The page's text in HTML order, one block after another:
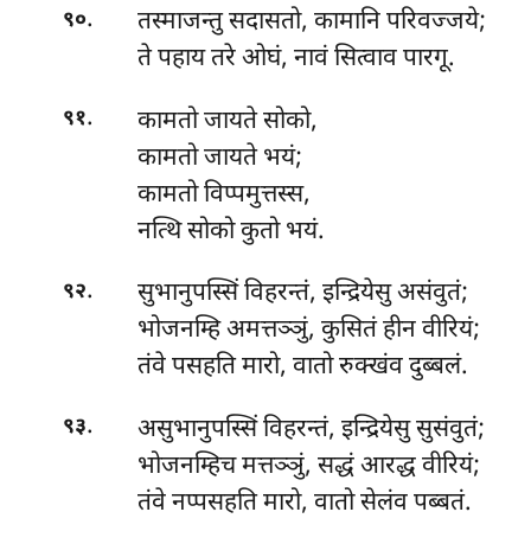
९०. तस्माजन्तुसदासतो, कामानि परिवज्जये;
ते पहाय तरे ओघं, नावं सित्वाव पारगू.
९१. कामतोजायते सोको,
कामतो जायते भयं;
कामतो विप्पमुत्तस्स,
नत्थि सोको कुतो भयं.
९२. सुभानुपस्सिंविहरन्तं, इन्द्रियेसु असंवुतं;
भोजनम्हि अमत्तञ्ञुं, कुसितं हीन वीरियं;
तंवे पसहति मारो, वातो रुक्खंव दुब्बलं.
९३.
असुभानुपस्सिं विहरन्तं, इन्द्रियेसु सुसंवुतं;
भोजनम्हिच मत्तञ्ञुं, सद्धं आरद्ध वीरियं;
तंवे नप्पसहति मारो, वातो सेलंव पब्बतं.